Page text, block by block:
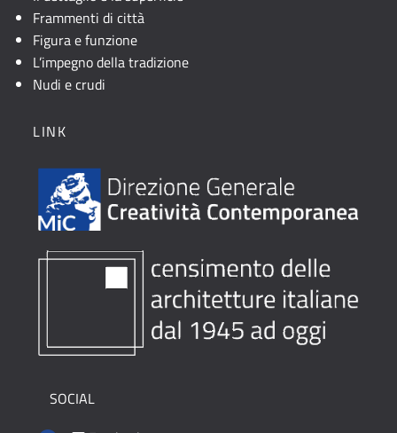
Frammenti di città
Figura e funzione
L’impegno della tradizione
Nudi e crudi
LINK
SOCIAL